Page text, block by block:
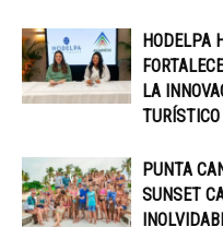
HODELPA
LA
TURÍSTICO
PUNTA
SUNSET